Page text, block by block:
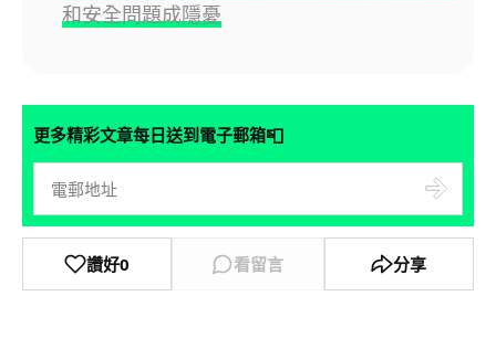
和安全問題成隱憂
更多精彩文章每日送到電子郵箱📮
讚好0 看留言 分享